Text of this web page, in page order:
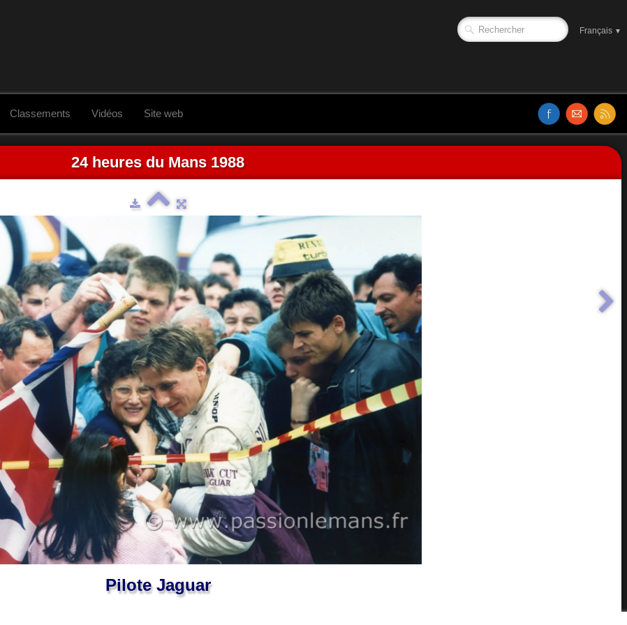
Français ▼
Classements Vidéos Site web
24 heures du Mans 1988
Pilote Jaguar